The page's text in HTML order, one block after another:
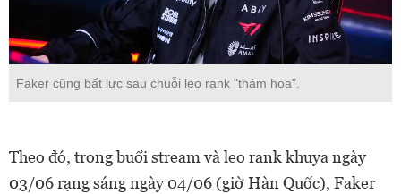
Faker cũng bất lực sau chuỗi leo rank "thảm họa".
Theo đó, trong buổi stream và leo rank khuya ngày
03/06 rạng sáng ngày 04/06 (giờ Hàn Quốc), Faker